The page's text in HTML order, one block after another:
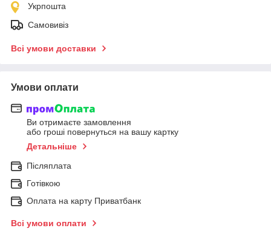
Укрпошта
Самовивіз
Всі умови доставки
Умови оплати
Ви отримаєте замовлення
або гроші повернуться на вашу картку
Детальніше
Післяплата
Готівкою
Оплата на карту Приватбанк
Всі умови оплати